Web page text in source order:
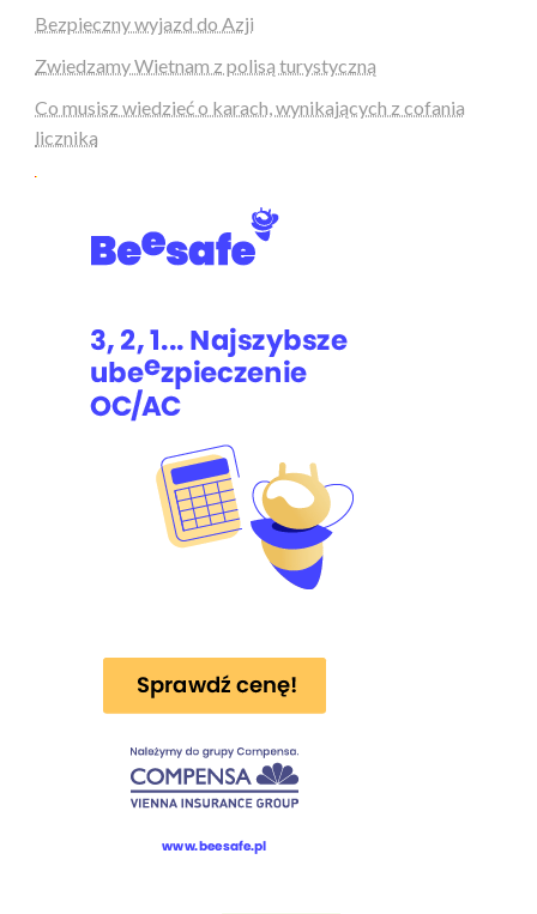
Bezpieczny wyjazd do Azji
Zwiedzamy Wietnam z polisą turystyczną
Co musisz wiedzieć o karach, wynikających z cofania
licznika